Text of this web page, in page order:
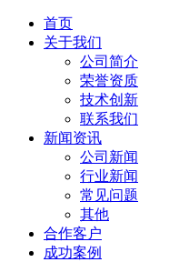
首页
关于我们
公司简介
荣誉资质
技术创新
联系我们
新闻资讯
公司新闻
行业新闻
常见问题
其他
合作客户
成功案例